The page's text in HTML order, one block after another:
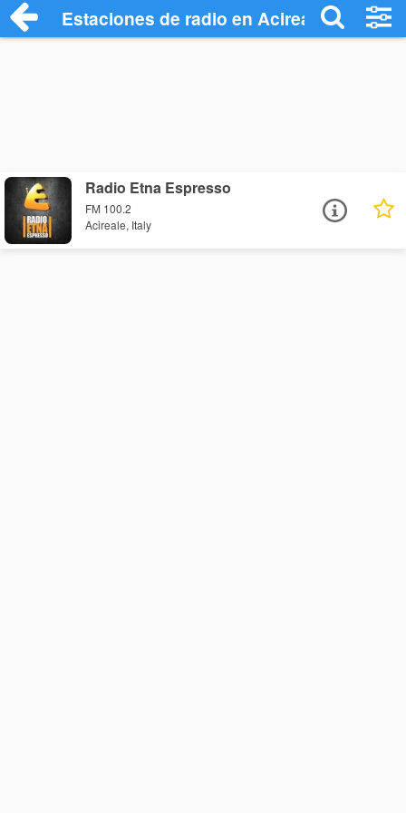
Estaciones de radio en Acireale -
Radio Etna Espresso
FM 100.2
Acireale, Italy